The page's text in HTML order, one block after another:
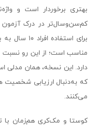
بهتری برخوردار است و
کم‌‌سن‌وسال‌تر در درک
برای
مناسب است؛ از این رو نسبت
دارد. این نسخه، همان مدلی
که به‌دنبال ارزیابی شخصیت
می‌کنند.
کوستا و مک‌کری هم‌زمان